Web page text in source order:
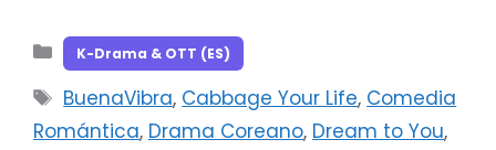
Categorías
K-Drama & OTT (ES)
Etiquetas
BuenaVibra, Cabbage Your Life, Comedia
Romántica, Drama Coreano, Dream to You,